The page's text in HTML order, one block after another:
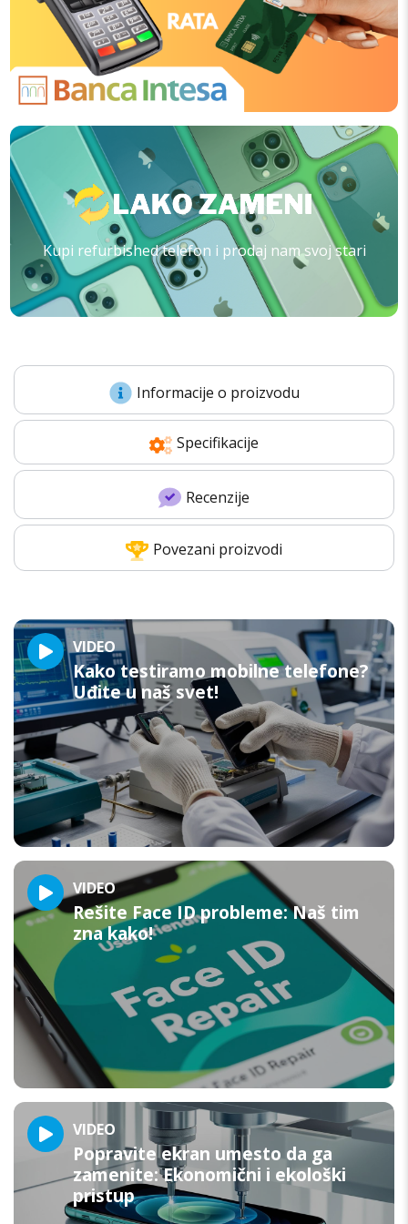
Kupi refurbished telefon i prodaj nam svoj stari
Informacije o proizvodu
Specifikacije
Recenzije
Povezani proizvodi
VIDEO
Kako testiramo mobilne telefone?
Uđite u naš svet!
VIDEO
Rešite Face ID probleme: Naš tim
zna kako!
VIDEO
Popravite ekran umesto da ga
zamenite: Ekonomični i ekološki
pristup